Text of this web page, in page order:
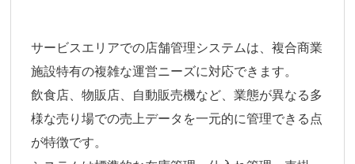
サービスエリアでの店舗管理システムは、複合商業
施設特有の複雑な運営ニーズに対応できます。
飲食店、物販店、自動販売機など、業態が異なる多
様な売り場での売上データを一元的に管理できる点
が特徴です。